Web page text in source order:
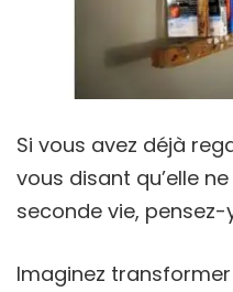
Si vous avez déjà
vous disant qu’elle
seconde vie, pensez-
Imaginez